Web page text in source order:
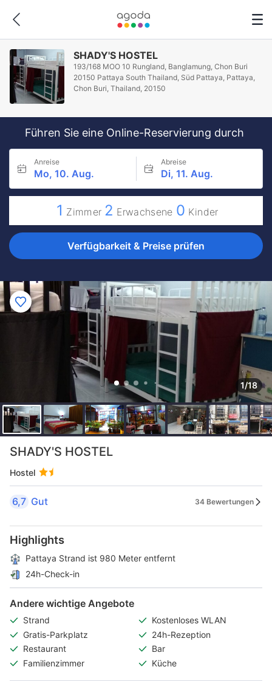
SHADY'S HOSTEL
193/168 MOO 10 Rungland, Banglamung, Chon Buri
20150 Pattaya South Thailand, Süd Pattaya, Pattaya,
Chon Buri, Thailand, 20150
Führen Sie eine Online-Reservierung durch
Anreise
Mo, 10. Aug.
Abreise
Di, 11. Aug.
1 Zimmer 2 Erwachsene 0 Kinder
Verfügbarkeit & Preise prüfen
1/18
SHADY'S HOSTEL
Hostel
6,7 Gut 34 Bewertungen
Highlights
Pattaya Strand ist 980 Meter entfernt
24h-Check-in
Andere wichtige Angebote
Strand
Kostenloses WLAN
Gratis-Parkplatz
24h-Rezeption
Restaurant
Bar
Familienzimmer
Küche